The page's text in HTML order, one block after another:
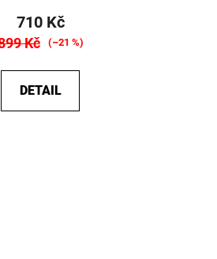
710 Kč
Kč (–21 %)
DETAIL